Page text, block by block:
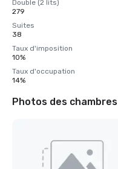
Double (2 lits)
279
Suites
38
Taux d'imposition
10%
Taux d'occupation
14%
Photos des chambres